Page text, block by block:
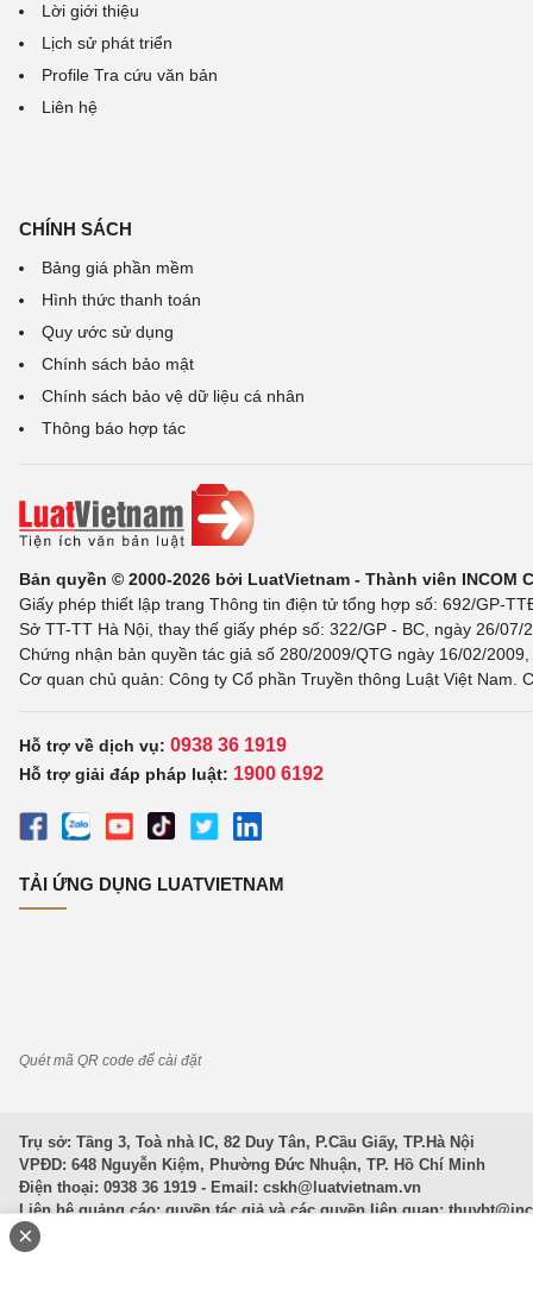
Lời giới thiệu
Lịch sử phát triển
Profile Tra cứu văn bản
Liên hệ
CHÍNH SÁCH
Bảng giá phần mềm
Hình thức thanh toán
Quy ước sử dụng
Chính sách bảo mật
Chính sách bảo vệ dữ liệu cá nhân
Thông báo hợp tác
Bản quyền © 2000-2026 bởi LuatVietnam - Thành viên INCOM
Giấy phép thiết lập trang Thông tin điện tử tổng hợp số: 692/GP-
Sở TT-TT Hà Nội, thay thế giấy phép số: 322/GP - BC, ngày 26/
Chứng nhận bản quyền tác giả số 280/2009/QTG ngày 16/02/
Cơ quan chủ quản: Công ty Cổ phần Truyền thông Luật Việt Nam.
Hỗ trợ về dịch vụ: 0938 36 1919
Hỗ trợ giải đáp pháp luật: 1900 6192
TẢI ỨNG DỤNG LUATVIETNAM
Quét mã QR code để cài đặt
Trụ sở: Tầng 3, Toà nhà IC, 82 Duy Tân, P.Cầu Giấy, TP.Hà Nội
VPĐD: 648 Nguyễn Kiệm, Phường Đức Nhuận, TP. Hồ Chí Minh
Điện thoại: 0938 36 1919 - Email: cskh@luatvietnam.vn
Liên hệ quảng cáo; quyền tác giả và các quyền liên quan:
Văn Bản Pháp Luật
×